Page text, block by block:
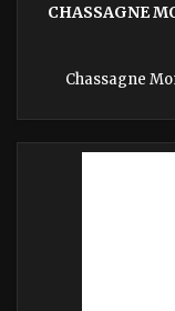
CHASSAGNE
Chassagne